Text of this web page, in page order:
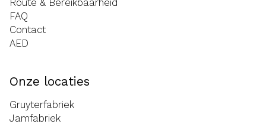
Route & Bereikbaarheid
FAQ
Contact
AED
Onze locaties
Gruyterfabriek
Jamfabriek